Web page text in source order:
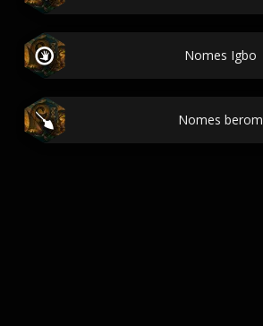
Nomes Igbo
Nomes berom